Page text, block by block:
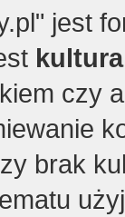
jest
czy
brak